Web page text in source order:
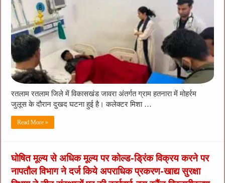
रतलाम रतलाम जिले में विकासखंड जावरा अंतर्गत ग्राम हतनारा में मोहर्रम
जुलूस के दौरान दुखद घटना हुई है। कलेक्टर मिशा …
Read More »
घोषित मूल्य से अधिक मूल्य पर कोल्ड-ड्रिंक विक्रय करने पर
नापतौल विभाग ने दर्ज किये अपराधिक प्रकरण-खाद्य सुरक्षा